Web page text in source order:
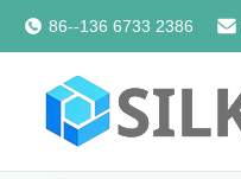
86--136 6733 2386